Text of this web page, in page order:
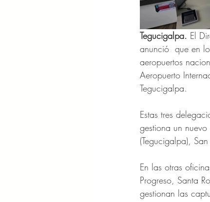
Tegucigalpa. El
anunció  que en
aeropuertos
Aeropuerto
Tegucigalpa.
Estas tres
gestiona un
(Tegucigalpa),
En las otras
Progreso, Santa
gestionan las